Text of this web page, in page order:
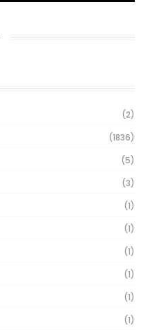
(2)
(1836)
(5)
(3)
(1)
(1)
(1)
(1)
(1)
(1)